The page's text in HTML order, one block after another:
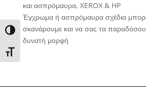
Toggle High Contrast
Toggle Font size
και ασπρόμαυρα, XEROX & HP
Έγχρωμα ή ασπρόμαυρα σχέδια
σκανάρουμε και να σας τα
δυνατή μορφή